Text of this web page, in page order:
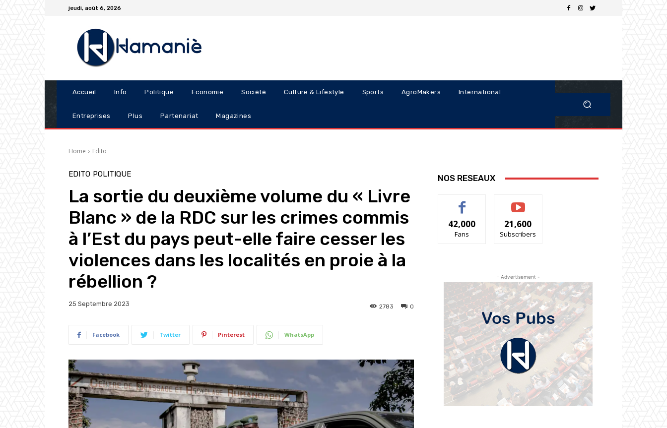
jeudi, août 6, 2026
Accueil Info Politique Economie Société Culture & Lifestyle Sports AgroMakers International
Entreprises Plus Partenariat Magazines
Home Edito
EDITO POLITIQUE
La sortie du deuxième volume du « Livre
Blanc » de la RDC sur les crimes commis
à l’Est du pays peut-elle faire cesser les
violences dans les localités en proie à la
rébellion ?
25 Septembre 2023 0
2783
Facebook Twitter Pinterest WhatsApp
NOS RESEAUX
42,000
Fans
21,600
Subscribers
- Advertisement -